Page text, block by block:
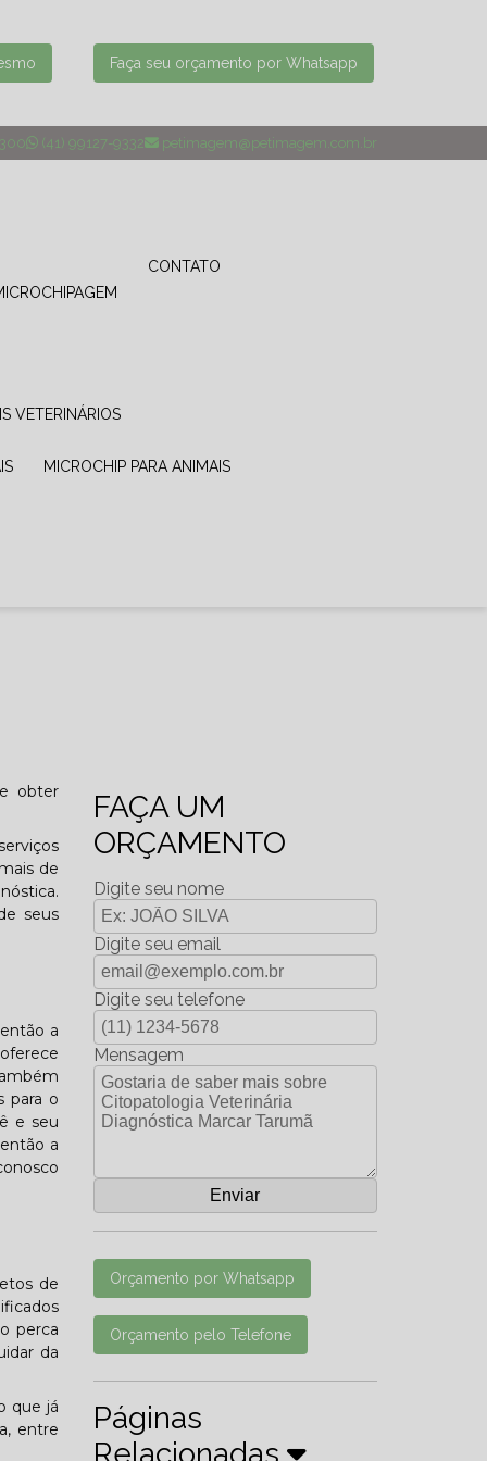
Faça seu orçamento por Whatsapp
(41) 99127-9332 petimagem@petimagem.com.br
MICROCHIPAGEM
CONTATO
VETERINÁRIOS
MICROCHIP PARA ANIMAIS
obter
de
seus
a
para o
e seu
a
de
perca
da
que já
entre
FAÇA UM
ORÇAMENTO
Digite seu nome
Digite seu email
Digite seu telefone
Mensagem
Orçamento por Whatsapp
Orçamento pelo Telefone
Páginas